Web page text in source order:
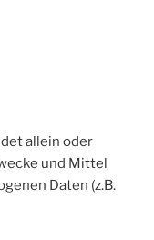
allein oder
und Mittel
Daten (z.B.